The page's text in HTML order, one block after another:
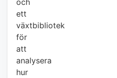
och
ett
växtbibliotek
för
att
analysera
hur